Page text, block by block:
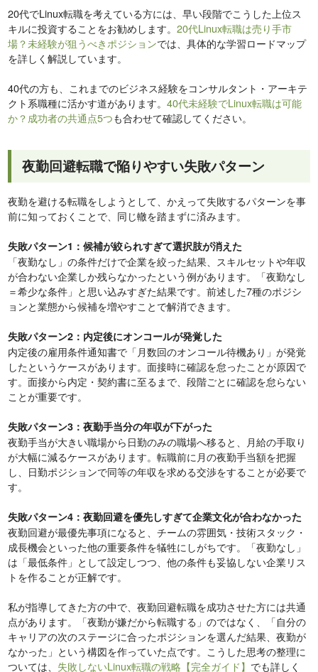
20代でLinux転職を考えている方には、早い段階でこうした上位ス
キルに投資することをお勧めします。20代Linux転職は売り手市
場？未経験が狙うべきポジションでは、具体的な学習ロードマップ
を詳しく解説しています。
40代の方も、これまでのビジネス経験をコンサルタント・アーキテ
クト系職種に活かす道があります。40代未経験でLinux転職は可能
か？成功者の共通点5つも合わせて確認してください。
夜勤回避転職で陥りやすい失敗パターン
夜勤を避ける転職をしようとして、かえって失敗するパターンを事
前に知っておくことで、同じ轍を踏まずに済みます。
失敗パターン1：候補が絞られすぎて選択肢が消えた
「夜勤なし」の条件だけで企業を絞った結果、スキルセットや年収
が合わない企業しか残らなかったという例があります。「夜勤なし
＝希少な条件」と思い込みすぎた結果です。前述した7種のポジシ
ョンと業態から候補を増やすことで解消できます。
失敗パターン2：内定後にオンコールが発覚した
内定後の雇用条件通知書で「月数回のオンコール待機あり」が発覚
したというケースがあります。面接時に確認を怠ったことが原因で
す。面接から内定・契約書に至るまで、段階ごとに確認を怠らない
ことが重要です。
失敗パターン3：夜勤手当分の年収が下がった
夜勤手当が大きい職場から日勤のみの職場へ移ると、月給の手取り
が大幅に減るケースがあります。転職前に月の夜勤手当額を把握
し、日勤ポジションで同等の年収を求める交渉をすることが必要で
す。
失敗パターン4：夜勤回避を優先しすぎて企業文化が合わなかった
夜勤回避が最優先事項になると、チームの雰囲気・技術スタック・
成長機会といった他の重要条件を犠牲にしがちです。「夜勤なし」
は「最低条件」として設定しつつ、他の条件も妥協しない企業リス
トを作ることが正解です。
私が指導してきた方の中で、夜勤回避転職を成功させた方には共通
点があります。「夜勤が嫌だから転職する」のではなく、「自分の
キャリアの次のステージに合ったポジションを選んだ結果、夜勤が
なかった」という構図を作っていた点です。こうした思考の整理に
ついては、 失敗しないLinux転職の戦略【完全ガイド】 でも詳しく